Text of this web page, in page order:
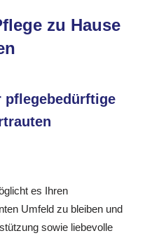
zu Hause
pflegebedürftige
es Ihren
Umfeld zu bleiben und
sowie liebevolle